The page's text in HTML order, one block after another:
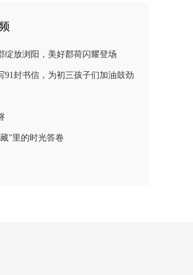
绽放浏阳，美好郡荷闪耀登场
91封书信，为初三孩子们加油鼓劲
”里的时光答卷